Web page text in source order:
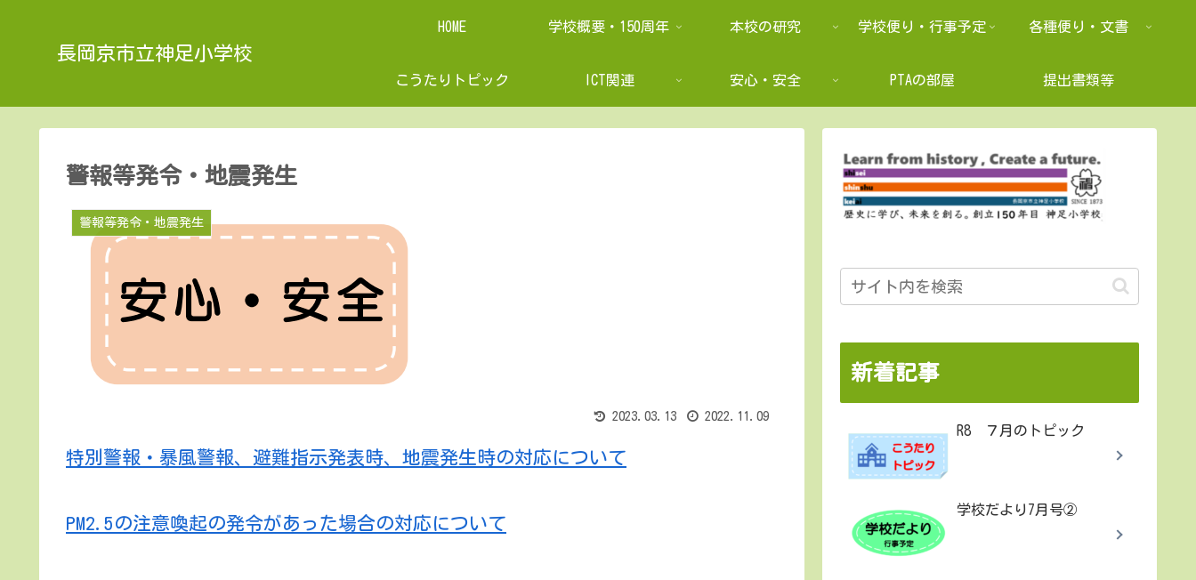
長岡京市立神足小学校
HOME 学校概要・150周年 本校の研究 学校便り・行事予定 各種便り・文書
こうたりトピック ICT関連 安心・安全 PTAの部屋 提出書類等
警報等発令・地震発生
警報等発令・地震発生
2023.03.13 2022.11.09
特別警報・暴風警報、避難指示発表時、地震発生時の対応について
PM2.5の注意喚起の発令があった場合の対応について
新着記事
R8 ７月のトピック
学校だより7月号②